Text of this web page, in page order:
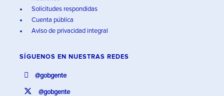
Solicitudes respondidas
Cuenta pública
Aviso de privacidad integral
SÍGUENOS EN NUESTRAS REDES
@gobgente
@gobgente